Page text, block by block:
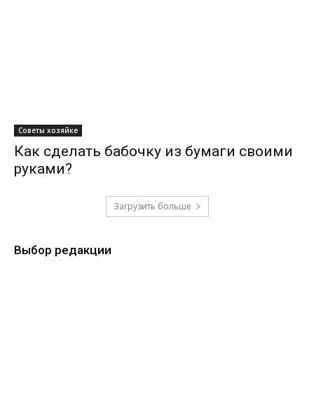
Советы хозяйке
Как сделать бабочку из бумаги своими
руками?
Загрузить больше
Выбор редакции